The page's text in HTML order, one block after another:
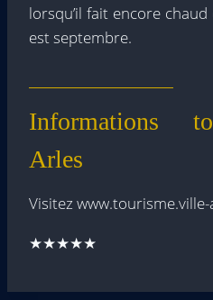
lorsqu’il fait encore
est septembre.
Informations
Arles
Visitez
★★★★★